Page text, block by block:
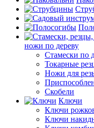
ножи по дереву
Стамески по
Токарные
Ножи для
Скобели
Ключи
Ключи
Ключи